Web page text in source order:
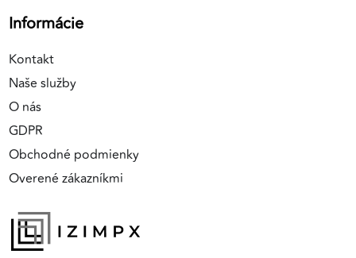
Informácie
Kontakt
Naše služby
O nás
GDPR
Obchodné podmienky
Overené zákazníkmi